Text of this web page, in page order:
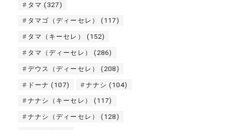
タマ (327)
タマゴ（ディーセレ） (117)
タマ（キーセレ） (152)
タマ（ディーセレ） (286)
デウス（ディーセレ） (208)
ドーナ (107) ナナシ (104)
ナナシ（キーセレ） (117)
ナナシ（ディーセレ） (128)